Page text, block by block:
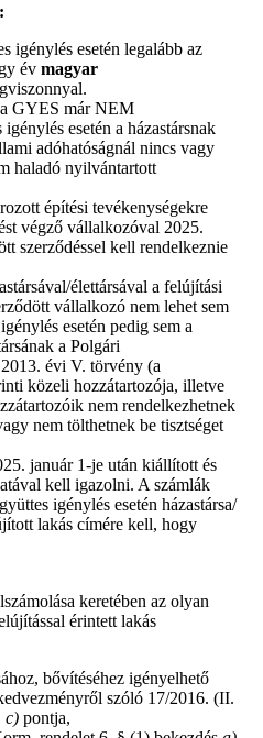
igénylés esetén legalább az
év magyar
GYES már NEM
esetén a házastársnak
adóhatóságnál nincs vagy
haladó nyilvántartott
építési tevékenységekre
végző vállalkozóval 2025.
szerződéssel kell rendelkeznie
élettársával a felújítási
vállalkozó nem lehet sem
esetén pedig sem a
a Polgári
évi V. törvény (a
közeli hozzátartozója, illetve
nem rendelkezhetnek
nem tölthetnek be tisztséget
január 1-je után kiállított és
kell igazolni. A számlák
igénylés esetén házastársa/
lakás címére kell, hogy
keretében az olyan
érintett lakás
bővítéséhez igényelhető
szóló 17/2016. (II.
c) pontja,